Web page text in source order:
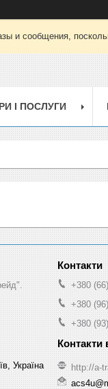
и сообщения,
І ПОСЛУГИ
Україна
+380
+380
+380
http://a-